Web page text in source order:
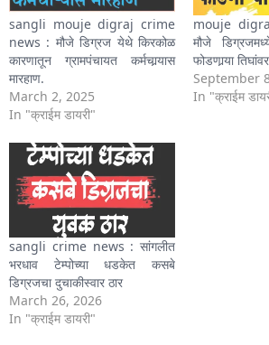
sangli mouje digraj crime
news : मौजे डिग्रज येथे किरकोळ
कारणातून ग्रामपंचायत कर्मचार्‍यास
मारहाण.
March 2, 2025
In "क्राईम डायरी"
mouje
मौजे
फोडणार्‍या
September
In "क्राईम
sangli crime news : सांगलीत
भरधाव टेम्पोच्या धडकेत कसबे
डिग्रजचा दुचाकीस्वार ठार
March 26, 2026
In "क्राईम डायरी"